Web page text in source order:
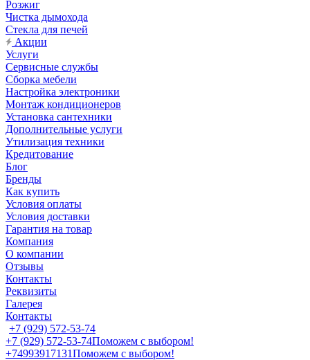
Розжиг
Чистка дымохода
Стекла для печей
Акции
Услуги
Сервисные службы
Сборка мебели
Настройка электроники
Монтаж кондиционеров
Установка сантехники
Дополнительные услуги
Утилизация техники
Кредитование
Блог
Бренды
Как купить
Условия оплаты
Условия доставки
Гарантия на товар
Компания
О компании
Отзывы
Контакты
Реквизиты
Галерея
Контакты
+7 (929) 572-53-74
+7 (929) 572-53-74Поможем с выбором!
+74993917131Поможем с выбором!